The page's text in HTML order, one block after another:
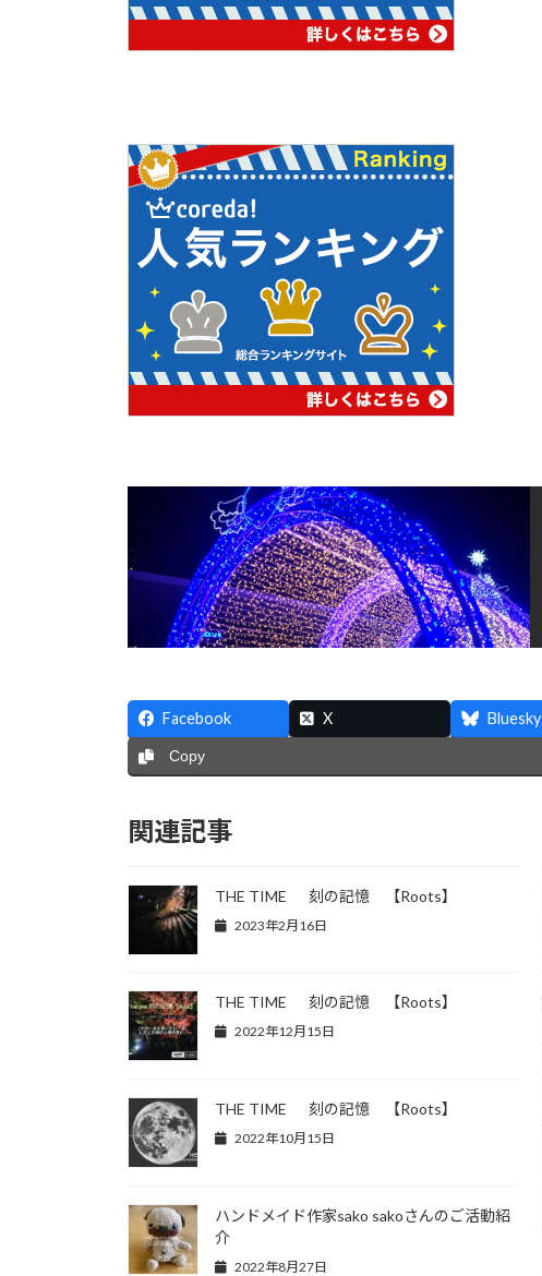
Facebook X Bluesky
Copy
関連記事
THE TIME 刻の記憶 【Roots】
2023年2月16日
THE TIME 刻の記憶 【Roots】
2022年12月15日
THE TIME 刻の記憶 【Roots】
2022年10月15日
ハンドメイド作家sako sakoさんのご活動紹
介
2022年8月27日